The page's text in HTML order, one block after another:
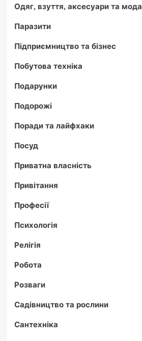
Одяг, взуття, аксесуари та мода
Паразити
Підприємництво та бізнес
Побутова техніка
Подарунки
Подорожі
Поради та лайфхаки
Посуд
Приватна власність
Привітання
Професії
Психологія
Релігія
Робота
Розваги
Садівництво та рослини
Сантехніка